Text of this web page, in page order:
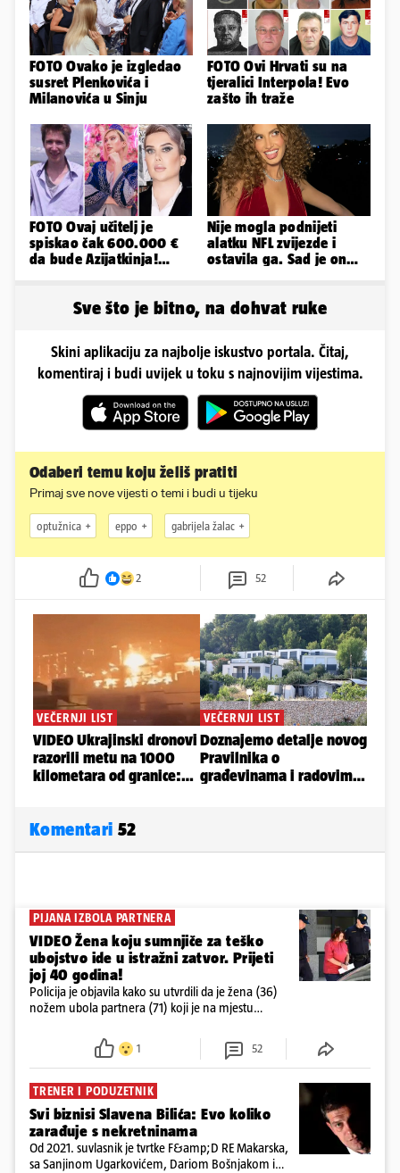
FOTO Ovako je izgledao
susret Plenkovića i
Milanovića u Sinju
FOTO Ovi Hrvati su na
tjeralici Interpola! Evo
zašto ih traže
FOTO Ovaj učitelj je
spiskao čak 600.000 €
da bude Azijatkinja!
Nije mogla podnijeti
alatku NFL zvijezde i
ostavila ga. Sad je on
Sve što je bitno, na dohvat ruke
Skini aplikaciju za najbolje iskustvo portala. Čitaj,
komentiraj i budi uvijek u toku s najnovijim vijestima.
Odaberi temu koju želiš pratiti
Primaj sve nove vijesti o temi i budi u tijeku
optužnica eppo gabrijela žalac
2 52
Komentari 52
PIJANA IZBOLA PARTNERA
VIDEO Žena koju sumnjiče za teško
ubojstvo ide u istražni zatvor. Prijeti
joj 40 godina!
Policija je objavila kako su utvrdili da je žena (36)
nožem ubola partnera (71) koji je na mjestu
ispitali i poslali u istražni zatvor
1 52
TRENER I PODUZETNIK
Svi biznisi Slavena Bilića: Evo koliko
zarađuje s nekretninama
Od 2021. suvlasnik je tvrtke F&amp;D RE Makarska,
sa Sanjinom Ugarkovićem, Dariom Bošnjakom i